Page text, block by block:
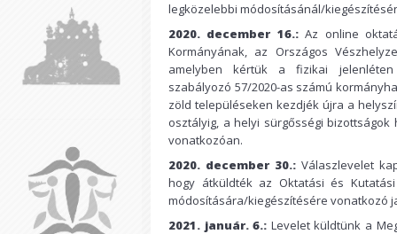
legközelebbi módosításánál/
2020. december 16.:Az online
Kormányának, az Országos
amelyben kértük a fizikai jelenléten
szabályozó 57/2020-as számú
zöld településeken kezdjék újra a
osztályig, a helyi sürgősségi
vonatkozóan.
2020. december 30.: Válaszlevelet
hogy átküldték az Oktatási és
módosítására/kiegészítésére vonatkozó
2021. január. 6.: Levelet küldtünk a